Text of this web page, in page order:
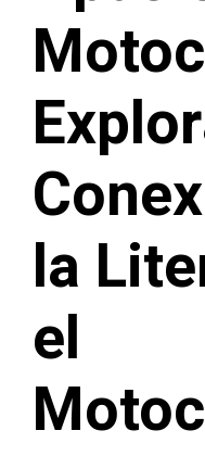
la
el